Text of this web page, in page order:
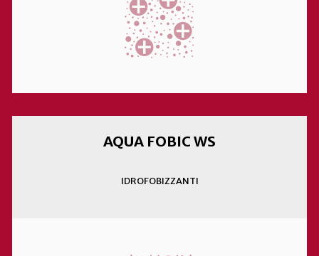
AQUA FOBIC WS
IDROFOBIZZANTI